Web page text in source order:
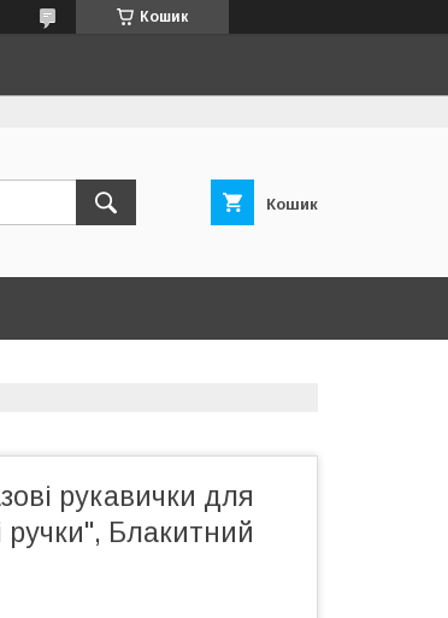
Кошик
Кошик
рукавички для
ручки", Блакитний